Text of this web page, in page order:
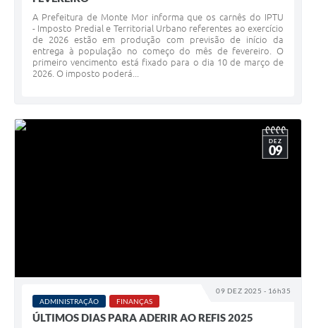
A Prefeitura de Monte Mor informa que os carnês do IPTU
- Imposto Predial e Territorial Urbano referentes ao exercício
de 2026 estão em produção com previsão de início da
entrega à população no começo do mês de fevereiro. O
primeiro vencimento está fixado para o dia 10 de março de
2026. O imposto poderá...
09 DEZ 2025 - 16h35
DEZ
09
ADMINISTRAÇÃO FINANÇAS
ÚLTIMOS DIAS PARA ADERIR AO REFIS 2025